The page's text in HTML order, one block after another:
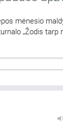
mėnesio
„Žodis tarp